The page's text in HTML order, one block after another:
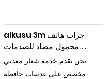
aikusu 3m جراب هاتف
محمول مضاد للصدمات
ومقاوم للسقوط من ألياف
الكربون جراب هاتف محمول
نحن نقدم خدمة شعار معدني
مخصص على عدسات حافظة